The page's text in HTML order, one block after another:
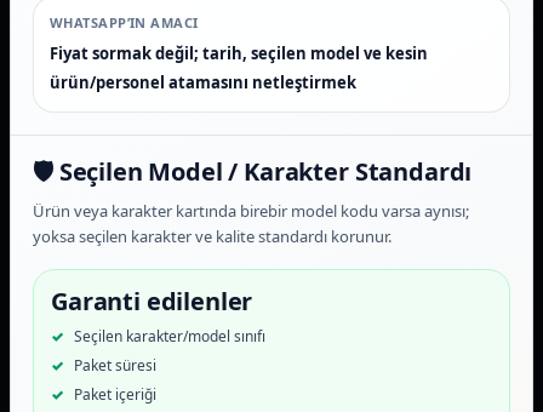
WHATSAPP’IN AMACI
Fiyat sormak değil; tarih, seçilen model ve kesin
ürün/personel atamasını netleştirmek
🛡️ Seçilen Model / Karakter Standardı
Ürün veya karakter kartında birebir model kodu varsa aynısı;
yoksa seçilen karakter ve kalite standardı korunur.
Garanti edilenler
Seçilen karakter/model sınıfı
Paket süresi
Paket içeriği